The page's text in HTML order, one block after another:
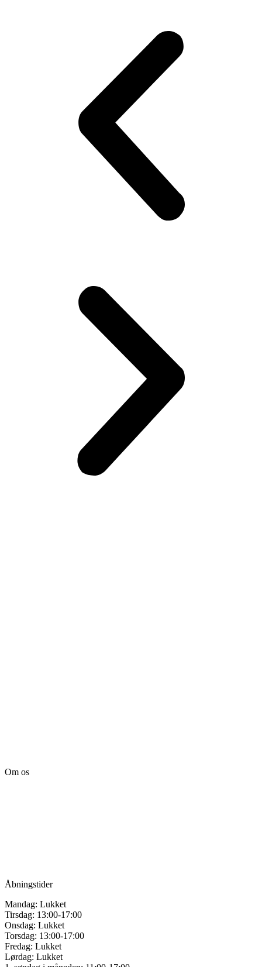
Om os
Åbningstider
Mandag: Lukket
Tirsdag: 13:00-17:00
Onsdag: Lukket
Torsdag: 13:00-17:00
Fredag: Lukket
Lørdag: Lukket